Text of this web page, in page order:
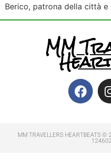
Berico, patrona della città e
MM
MM TRAVELLERS HEARTBEATS ©